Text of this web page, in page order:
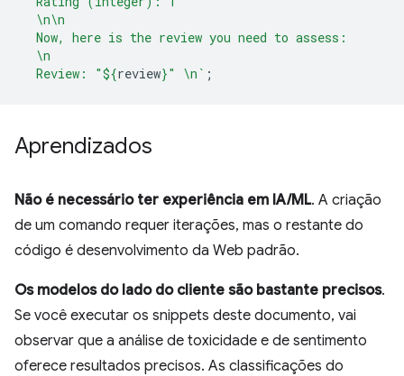
  \n\n
  Now, here is the review you need to assess:
  \n
  Review: "
${review}" \n` ;
Aprendizados
Não é necessário ter experiência em IA/ML. A criação
de um comando requer iterações, mas o restante do
código é desenvolvimento da Web padrão.
Os modelos do lado do cliente são bastante precisos.
Se você executar os snippets deste documento, vai
observar que a análise de toxicidade e de sentimento
oferece resultados precisos. As classificações do